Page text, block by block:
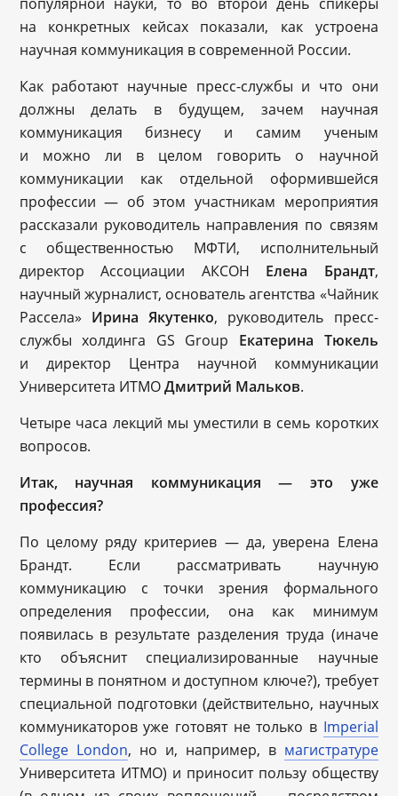
на конкретных кейсах показали, как устроена
научная коммуникация в современной России.
Как работают научные пресс-службы и что они
должны делать в будущем, зачем научная
коммуникация бизнесу и самим ученым
и можно ли в целом говорить о научной
коммуникации как отдельной оформившейся
профессии — об этом участникам мероприятия
рассказали руководитель направления по связям
с общественностью МФТИ, исполнительный
директор Ассоциации АКСОН Елена Брандт,
научный журналист, основатель агентства «Чайник
Рассела» Ирина Якутенко, руководитель пресс-
службы холдинга GS Group Екатерина Тюкель
и директор Центра научной коммуникации
Университета ИТМОДмитрий Мальков.
Четыре часа лекций мы уместили в семь коротких
вопросов.
Итак, научная коммуникация — это уже
профессия?
По целому ряду критериев — да, уверена Елена
Брандт. Если рассматривать научную
коммуникацию с точки зрения формального
определения профессии, она как минимум
появилась в результате разделения труда (иначе
кто объяснит специализированные научные
термины в понятном и доступном ключе?), требует
специальной подготовки (действительно, научных
коммуникаторов уже готовят не только в Imperial
College London, но и, например, в магистратуре
Университета ИТМО) и приносит пользу обществу